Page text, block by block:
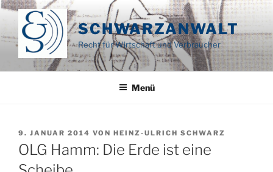
Zum
springen
SCHWARZANWALT
Recht für Wirtschaft und Verbraucher
Menü
VERÖFFENTLICHT
AM
9. JANUAR 2014 VON HEINZ-ULRICH SCHWARZ
OLG Hamm: Die Erde ist eine